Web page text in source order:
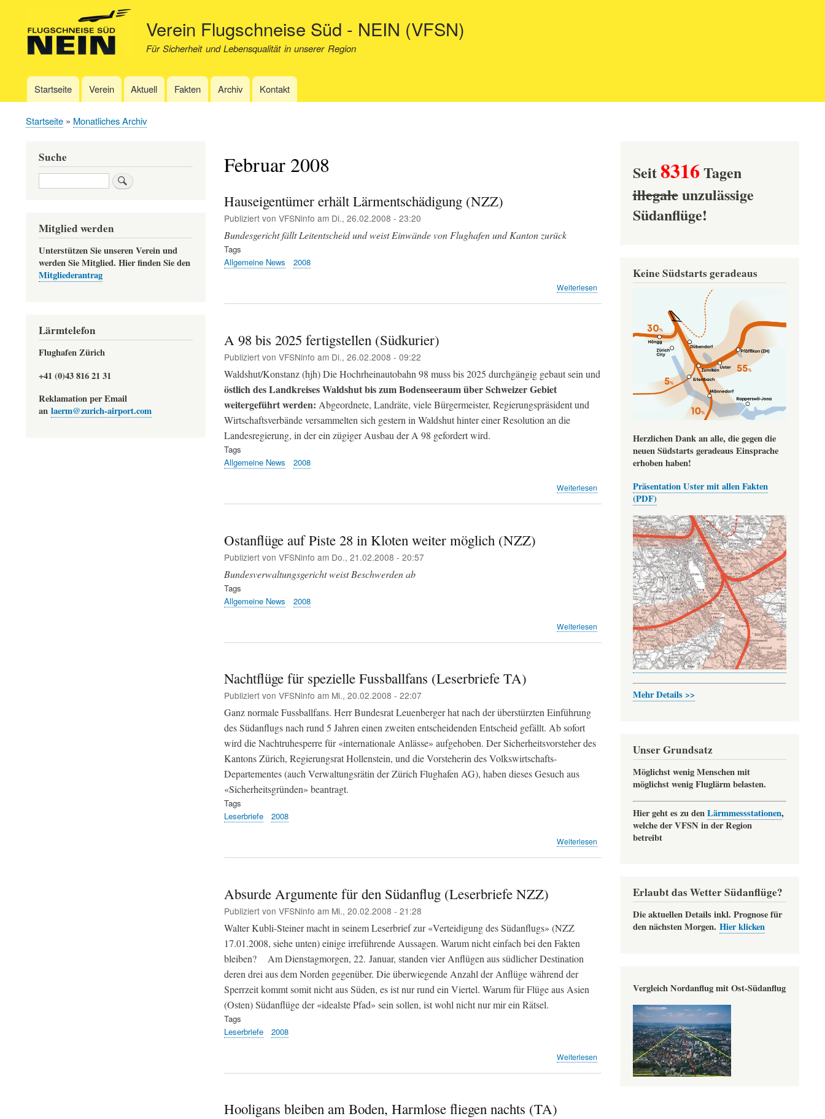
zum
Inhalt
Verein Flugschneise Süd - NEIN (VFSN)
Für Sicherheit und Lebensqualität in unserer Region
Hauptnavigation
Startseite Verein Aktuell Fakten Archiv Kontakt
Pfadnavigation
Startseite Monatliches Archiv
Februar 2008
Hauseigentümer erhält Lärmentschädigung (NZZ)
Publiziert von VFSNinfo am Di., 26.02.2008 - 23:20
Bundesgericht fällt Leitentscheid und weist Einwände von Flughafen und Kanton zurück
Tags
Allgemeine News
2008
Weiterlesen
A 98 bis 2025 fertigstellen (Südkurier)
Publiziert von VFSNinfo am Di., 26.02.2008 - 09:22
Waldshut/Konstanz (hjh) Die Hochrheinautobahn 98 muss bis 2025 durchgängig gebaut sein und
östlich des Landkreises Waldshut bis zum Bodenseeraum über Schweizer Gebiet
weitergeführt werden: Abgeordnete, Landräte, viele Bürgermeister, Regierungspräsident und
Wirtschaftsverbände versammelten sich gestern in Waldshut hinter einer Resolution an die
Landesregierung, in der ein zügiger Ausbau der A 98 gefordert wird.
Tags
Allgemeine News
2008
Weiterlesen
fertigstellen
(Südkurier)
Ostanflüge auf Piste 28 in Kloten weiter möglich (NZZ)
Publiziert von VFSNinfo am Do., 21.02.2008 - 20:57
Bundesverwaltungsgericht weist Beschwerden ab
Tags
Allgemeine News
2008
Weiterlesen
Ostanflüge
Nachtflüge für spezielle Fussballfans (Leserbriefe TA)
Publiziert von VFSNinfo am Mi., 20.02.2008 - 22:07
Ganz normale Fussballfans. Herr Bundesrat Leuenberger hat nach der überstürzten Einführung
des Südanflugs nach rund 5 Jahren einen zweiten entscheidenden Entscheid gefällt. Ab sofort
wird die Nachtruhesperre für «internationale Anlässe» aufgehoben. Der Sicherheitsvorsteher des
Kantons Zürich, Regierungsrat Hollenstein, und die Vorsteherin des Volkswirtschafts-
Departementes (auch Verwaltungsrätin der Zürich Flughafen AG), haben dieses Gesuch aus
«Sicherheitsgründen» beantragt.
Tags
Leserbriefe
2008
Weiterlesen
Fussballfans
(Leserbriefe
Absurde Argumente für den Südanflug (Leserbriefe NZZ)
Publiziert von VFSNinfo am Mi., 20.02.2008 - 21:28
Walter Kubli-Steiner macht in seinem Leserbrief zur «Verteidigung des Südanflugs» (NZZ
17.01.2008, siehe unten) einige irreführende Aussagen. Warum nicht einfach bei den Fakten
bleiben? Am Dienstagmorgen, 22. Januar, standen vier Anflügen aus südlicher Destination
deren drei aus dem Norden gegenüber. Die überwiegende Anzahl der Anflüge während der
Sperrzeit kommt somit nicht aus Süden, es ist nur rund ein Viertel. Warum für Flüge aus Asien
(Osten) Südanflüge der «idealste Pfad» sein sollen, ist wohl nicht nur mir ein Rätsel.
Tags
Leserbriefe
2008
Weiterlesen
Argumente
Hooligans bleiben am Boden, Harmlose fliegen nachts (TA)
Suche
Suche
Mitglied werden
Unterstützen Sie unseren Verein und
werden Sie Mitglied. Hier finden Sie den
Mitgliederantrag
Lärmtelefon
Flughafen Zürich
+41 (0)43 816 21 31
Reklamation per Email
an laerm@zurich-airport.com
Seit 8316Tagen
illegaleunzulässige
Südanflüge!
Keine Südstarts geradeaus
Herzlichen Dank an alle, die gegen die
neuen Südstarts geradeaus Einsprache
erhoben haben!
Präsentation Uster mit allen Fakten
(PDF)
Mehr Details >>
Unser Grundsatz
Möglichst wenig Menschen mit
möglichst wenig Fluglärm belasten.
Hier geht es zu denLärmmessstationen,
welche der VFSN in der Region
betreibt
Erlaubt das Wetter Südanflüge?
Die aktuellen Details inkl. Prognose für
den nächsten Morgen. Hier klicken
Vergleich Nordanflug mit Ost-Südanflug